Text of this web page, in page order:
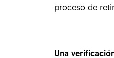
proceso de
Una